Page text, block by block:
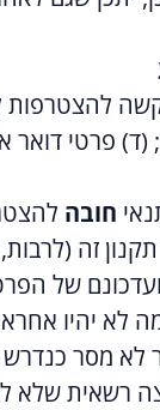
פרטי דואר
חובה
זה
של
לא יהיו
מסר
רשאית